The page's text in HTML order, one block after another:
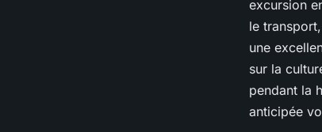
excursion
le
une
sur la
pendant la
anticipée